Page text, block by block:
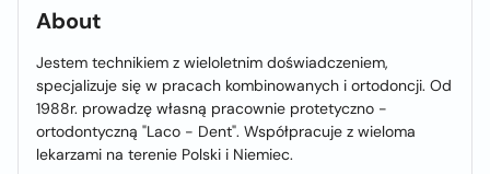
About
Jestem technikiem z wieloletnim doświadczeniem,
specjalizuje się w pracach kombinowanych i ortodoncji. Od
1988r. prowadzę własną pracownie protetyczno -
ortodontyczną "Laco - Dent". Współpracuje z wieloma
lekarzami na terenie Polski i Niemiec.